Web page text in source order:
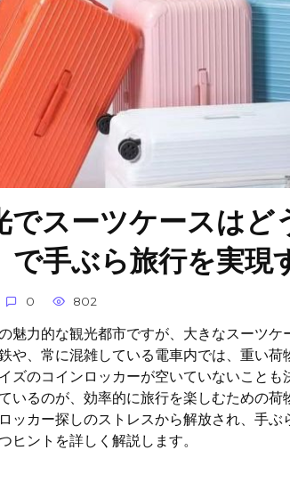
でスーツケースはど
で手ぶら旅行を実現
0 802
魅力的な観光都市ですが、大きなスーツケ
や、常に混雑している電車内では、重い
ズのコインロッカーが空いていないこと
いるのが、効率的に旅行を楽しむための
ッカー探しのストレスから解放され、手
ヒントを詳しく解説します。